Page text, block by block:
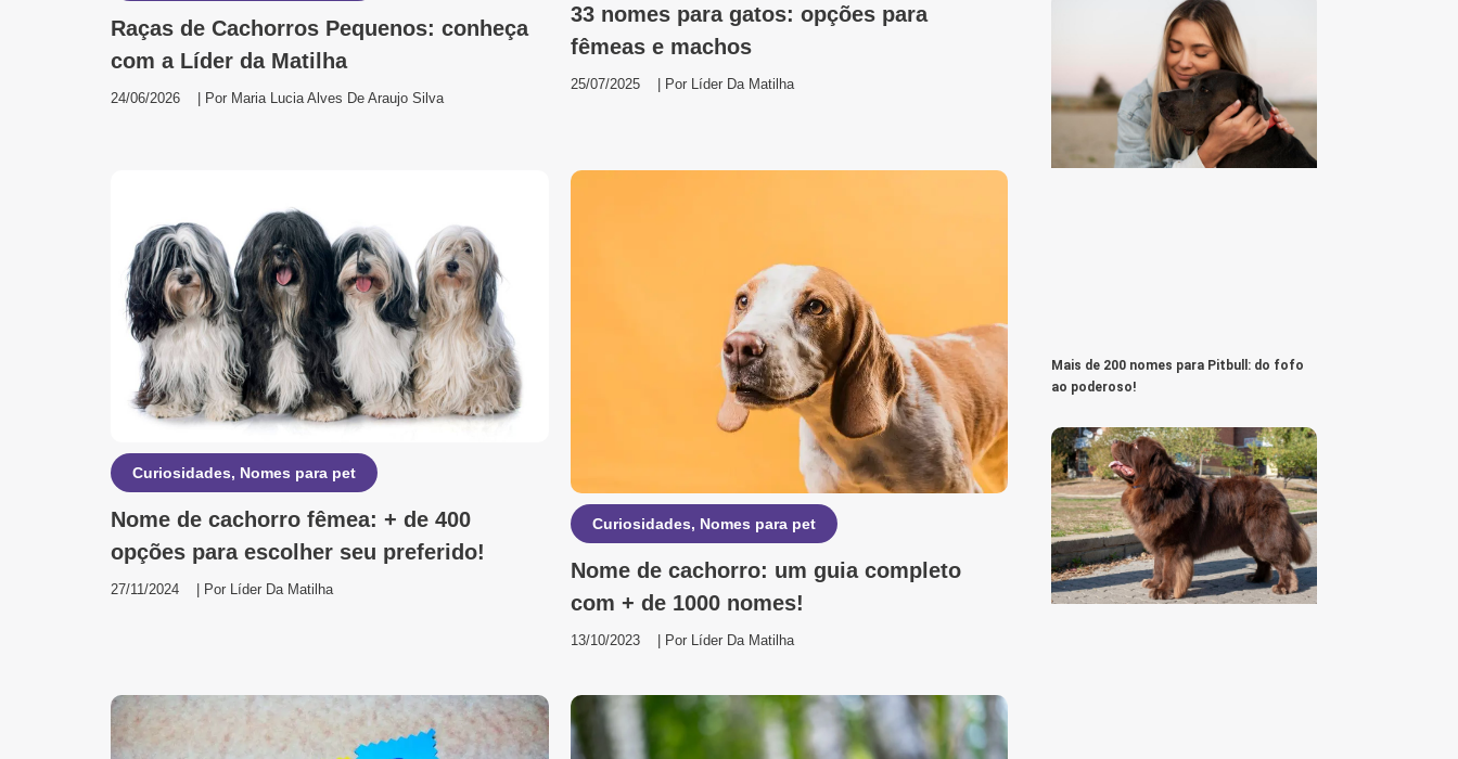
Raças de Cachorros Pequenos: conheça
com a Líder da Matilha
24/06/2026 | Por Maria Lucia Alves De Araujo Silva
33 nomes para gatos: opções para
fêmeas e machos
25/07/2025 | PorLíder Da Matilha
Curiosidades, Nomes para pet
Nome de cachorro fêmea: + de 400
opções para escolher seu preferido!
27/11/2024 | Por Líder Da Matilha
Curiosidades, Nomes para pet
Nome de cachorro: um guia completo
com + de 1000 nomes!
13/10/2023 | PorLíder Da Matilha
Mais de 200 nomes para Pitbull: do fofo
ao poderoso!